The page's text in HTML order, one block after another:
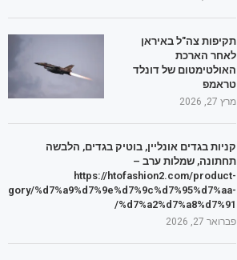
תקיפות צה"ל באיראן
לאחר הארכת
האולטימטום של דונלד
טראמפ
מרץ 27, 2026
קניות בגדים אונליין, בוטיק בגדים, הלבשה
תחתונה, שמלות ערב –
https://htofashion2.com/product-
%d7%a9%d7%9e%d7%9c%d7%95%d7%aa-
%d7%a2%d7%a8%d7%91/
פברואר 27, 2026